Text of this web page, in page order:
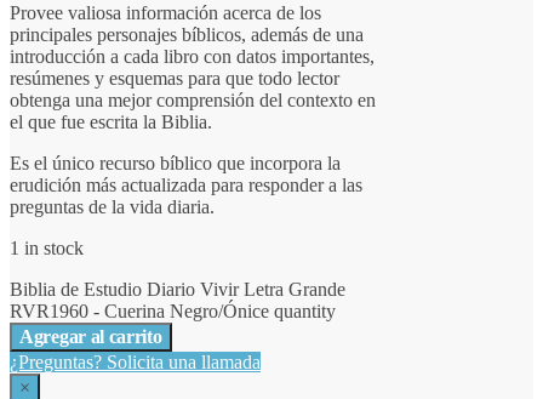
Provee valiosa información acerca de los
principales personajes bíblicos, además de una
introducción a cada libro con datos importantes,
resúmenes y esquemas para que todo lector
obtenga una mejor comprensión del contexto en
el que fue escrita la Biblia.
Es el único recurso bíblico que incorpora la
erudición más actualizada para responder a las
preguntas de la vida diaria.
1 in stock
Biblia de Estudio Diario Vivir Letra Grande
RVR1960 - Cuerina Negro/Ónice quantity
Agregar al carrito
¿Preguntas? Solicita una llamada
×